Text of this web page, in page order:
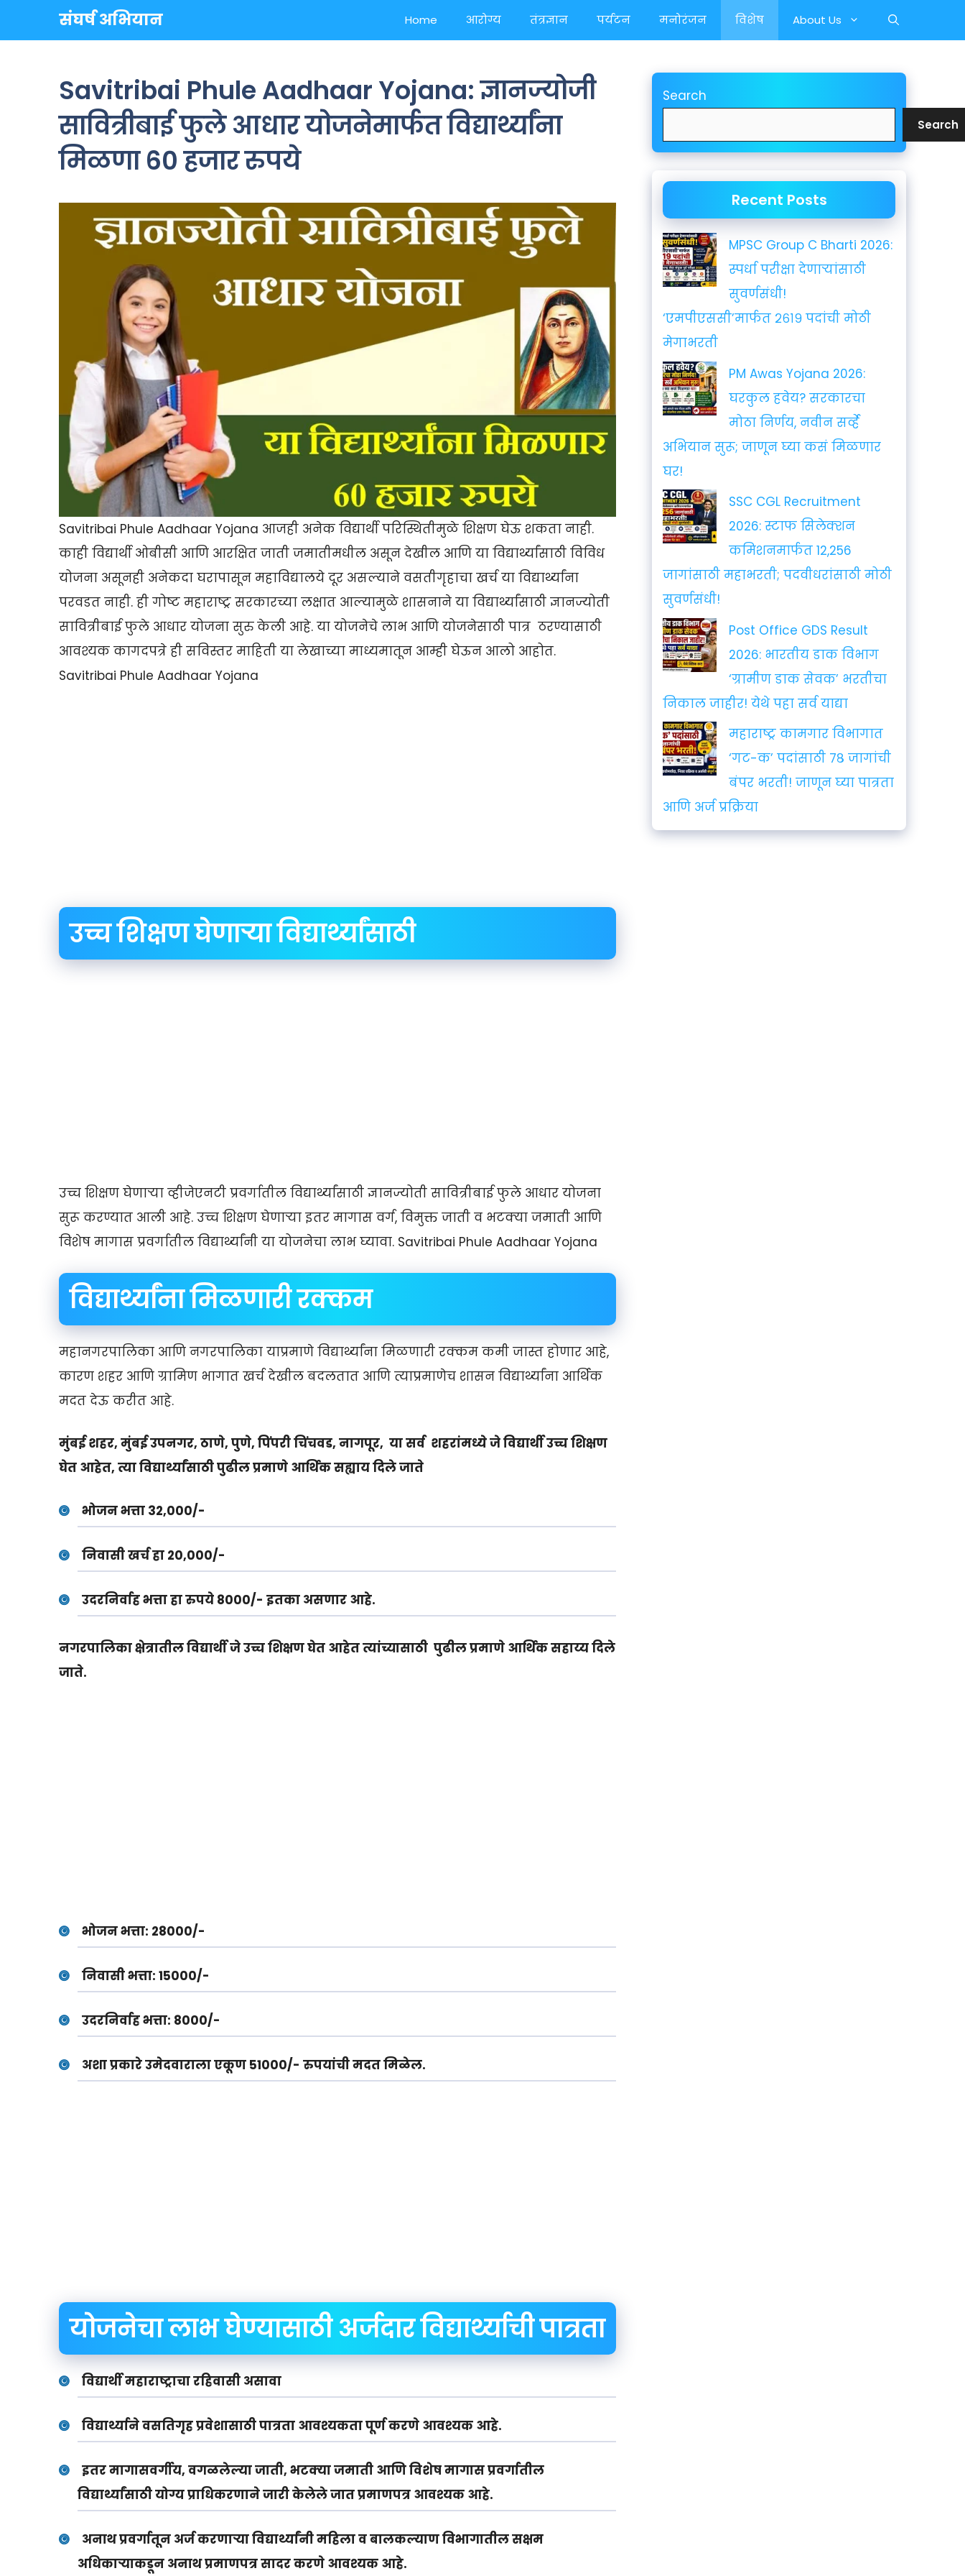
to
संघर्ष अभियान Home आरोग्य तंत्रज्ञान पर्यटन मनोरंजन विशेष About Us
Savitribai Phule Aadhaar Yojana: ज्ञानज्योजी
सावित्रीबाई फुले आधार योजनेमार्फत विद्यार्थ्यांना
मिळणा 60 हजार रुपये
Savitribai Phule Aadhaar Yojana आजही अनेक विद्यार्थी परिस्थितीमुळे शिक्षण घेऊ शकता नाही.
काही विद्यार्थी ओबीसी आणि आरक्षित जाती जमातीमधील असून देखील आणि या विद्यार्थ्यांसाठी विविध
योजना असूनही अनेकदा घरापासून महाविद्यालये दूर असल्याने वसतीगृहाचा खर्च या विद्यार्थ्यांना
परवडत नाही. ही गोष्ट महाराष्ट्र सरकारच्या लक्षात आल्यामुळे शासनाने या विद्यार्थ्यांसाठी ज्ञानज्योती
सावित्रीबाई फुले आधार योजना सुरु केली आहे. या योजनेचे लाभ आणि योजनेसाठी पात्र ठरण्यासाठी
आवश्यक कागदपत्रे ही सविस्तर माहिती या लेखाच्या माध्यमातून आम्ही घेऊन आलो आहोत.
Savitribai Phule Aadhaar Yojana
उच्च शिक्षण घेणाऱ्या विद्यार्थ्यांसाठी
उच्च शिक्षण घेणाऱ्या व्हीजेएनटी प्रवर्गातील विद्यार्थ्यांसाठी ज्ञानज्योती सावित्रीबाई फुले आधार योजना
सुरू करण्यात आली आहे. उच्च शिक्षण घेणाऱ्या इतर मागास वर्ग, विमुक्त जाती व भटक्या जमाती आणि
विशेष मागास प्रवर्गातील विद्यार्थ्यांनी या योजनेचा लाभ घ्यावा. Savitribai Phule Aadhaar Yojana
विद्यार्थ्यांना मिळणारी रक्कम
महानगरपालिका आणि नगरपालिका याप्रमाणे विद्यार्थ्यांना मिळणारी रक्कम कमी जास्त होणार आहे,
कारण शहर आणि ग्रामिण भागात खर्च देखील बदलतात आणि त्याप्रमाणेच शासन विद्यार्थ्यांना आर्थिक
मदत देऊ करीत आहे.
मुंबई शहर, मुंबई उपनगर, ठाणे, पुणे, पिंपरी चिंचवड, नागपूर, या सर्व शहरांमध्ये जे विद्यार्थी उच्च शिक्षण
घेत आहेत, त्या विद्यार्थ्यांसाठी पुढील प्रमाणे आर्थिक सह्याय दिले जाते
भोजन भत्ता 32,000/-
निवासी खर्च हा 20,000/-
उदरनिर्वाह भत्ता हा रुपये 8000/- इतका असणार आहे.
नगरपालिका क्षेत्रातीलविद्यार्थी जे उच्च शिक्षण घेत आहेत त्यांच्यासाठी पुढील प्रमाणे आर्थिक सहाय्य दिले
जाते.
भोजन भत्ता: 28000/-
निवासी भत्ता: 15000/-
उदरनिर्वाह भत्ता: 8000/-
अशा प्रकारे उमेदवाराला एकूण 51000/- रुपयांची मदत मिळेल.
योजनेचा लाभ घेण्यासाठी अर्जदार विद्यार्थ्याची पात्रता
विद्यार्थी महाराष्ट्राचा रहिवासी असावा
विद्यार्थ्याने वसतिगृह प्रवेशासाठी पात्रता आवश्यकता पूर्ण करणे आवश्यक आहे.
इतर मागासवर्गीय, वगळलेल्या जाती, भटक्या जमाती आणि विशेष मागास प्रवर्गातील
विद्यार्थ्यांसाठी योग्य प्राधिकरणाने जारी केलेले जात प्रमाणपत्र आवश्यक आहे.
अनाथ प्रवर्गातून अर्ज करणाऱ्या विद्यार्थ्यांनी महिला व बालकल्याण विभागातील सक्षम
अधिकाऱ्याकडून अनाथ प्रमाणपत्र सादर करणे आवश्यक आहे.
Search
Search
Recent Posts
MPSC Group C Bharti 2026:
स्पर्धा परीक्षा देणाऱ्यांसाठी
सुवर्णसंधी!
‘एमपीएससी’मार्फत २६१९ पदांची मोठी
मेगाभरती
PM Awas Yojana 2026:
घरकुल हवेय? सरकारचा
मोठा निर्णय, नवीन सर्व्हे
अभियान सुरू; जाणून घ्या कसं मिळणार
घर!
SSC CGL Recruitment
2026: स्टाफ सिलेक्शन
कमिशनमार्फत 12,256
जागांसाठी महाभरती; पदवीधरांसाठी मोठी
सुवर्णसंधी!
Post Office GDS Result
2026: भारतीय डाक विभाग
‘ग्रामीण डाक सेवक’ भरतीचा
निकाल जाहीर! येथे पहा सर्व याद्या
महाराष्ट्र कामगार विभागात
‘गट-क’ पदांसाठी ७८ जागांची
बंपर भरती! जाणून घ्या पात्रता
आणि अर्ज प्रक्रिया